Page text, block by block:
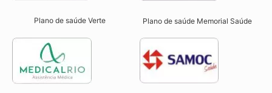
Plano de saúde Verte Plano de saúde Memorial Saúde